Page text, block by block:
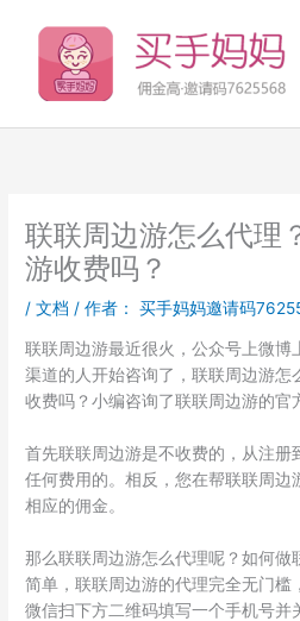
联联周边游怎么代理
游收费吗？
/文档 / 作者： 买手妈妈邀请码
联联周边游最近很火，公众号上微博
渠道的人开始咨询了，联联周边游怎
收费吗？小编咨询了联联周边游的官
首先联联周边游是不收费的，从注册
任何费用的。相反，您在帮联联周边
相应的佣金。
那么联联周边游怎么代理呢？如何做
简单，联联周边游的代理完全无门槛
微信扫下方二维码填写一个手机号并